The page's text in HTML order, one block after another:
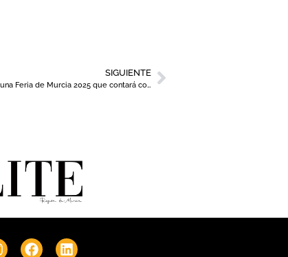
SIGUIENTE
Descubre la programación de una Feria de Murcia 2025 que contará con más de 300 actividades